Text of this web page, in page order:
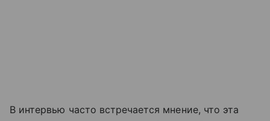
В интервью часто встречается мнение, что эта